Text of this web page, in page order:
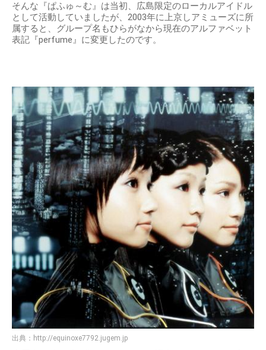
そんな『ぱふゅ～む』は当初、広島限定のローカルアイドル
として活動していましたが、2003年に上京しアミューズに所
属すると、グループ名もひらがなから現在のアルファベット
表記『perfume』に変更したのです。
出典： http://equinoxe7792.jugem.jp